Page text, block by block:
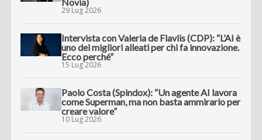
29 Lug 2026
Intervista con Valeria de Flaviis (CDP): “L’AI è
uno dei migliori alleati per chi fa innovazione.
Ecco perché”
15 Lug 2026
Paolo Costa (Spindox): “Un agente AI lavora
come Superman, ma non basta ammirarlo per
creare valore”
10 Lug 2026